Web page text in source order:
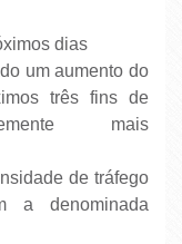
dias
um aumento do
três fins de
mais
de tráfego
a denominada